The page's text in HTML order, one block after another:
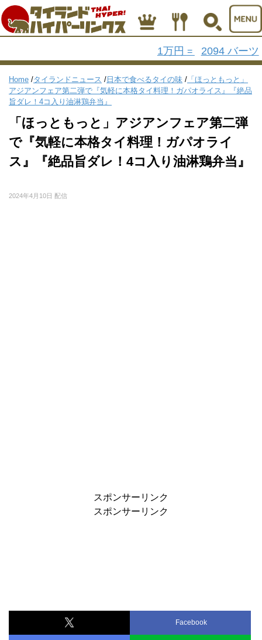
1万円 = 2094 バーツ
Home /タイランドニュース / 日本で食べるタイの味 / 「ほっともっと」
アジアンフェア第二弾で『気軽に本格タイ料理！ガパオライス』『絶品
旨ダレ！4コ入り油淋鶏弁当』
「ほっともっと」アジアンフェア第二弾
で『気軽に本格タイ料理！ガパオライ
ス』『絶品旨ダレ！4コ入り油淋鶏弁当』
2024年4月10日 配信
スポンサーリンク
スポンサーリンク
Facebook